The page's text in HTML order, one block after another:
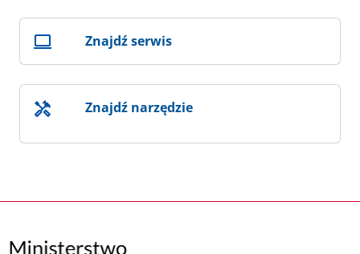
Znajdź serwis
Znajdź narzędzie